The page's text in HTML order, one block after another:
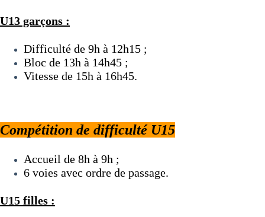
U13 garçons :
Difficulté de 9h à 12h15 ;
Bloc de 13h à 14h45 ;
Vitesse de 15h à 16h45.
Compétition de difficulté U15
Accueil de 8h à 9h ;
6 voies avec ordre de passage.
U15 filles :